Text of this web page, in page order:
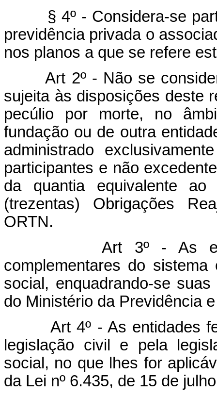
§ 4º - Considera-se
previdência privada o
nos planos a que se refere
Art 2º - Não se
sujeita às disposições deste
pecúlio por morte, no
fundação ou de outra
administrado
participantes e não
da quantia equivalente
(trezentas) Obrigações
ORTN.
Art 3º - As
complementares do
social, enquadrando-se
do Ministério da Previdência
Art 4º - As entidades
legislação civil e pela
social, no que lhes for
da Lei nº 6.435, de 15 de